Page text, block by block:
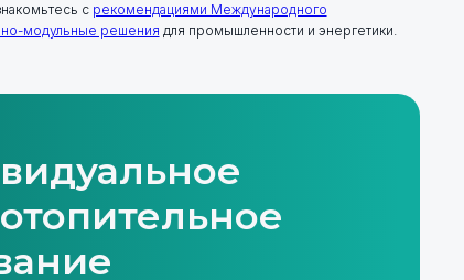
с рекомендациями Международного
модульные решения для промышленности и энергетики.